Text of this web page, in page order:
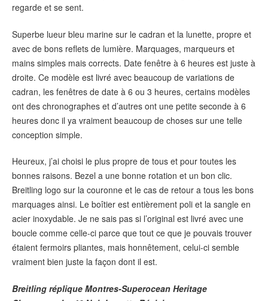
regarde et se sent.
Superbe lueur bleu marine sur le cadran et la lunette, propre et
avec de bons reflets de lumière. Marquages, marqueurs et
mains simples mais corrects. Date fenêtre à 6 heures est juste à
droite. Ce modèle est livré avec beaucoup de variations de
cadran, les fenêtres de date à 6 ou 3 heures, certains modèles
ont des chronographes et d’autres ont une petite seconde à 6
heures donc il ya vraiment beaucoup de choses sur une telle
conception simple.
Heureux, j’ai choisi le plus propre de tous et pour toutes les
bonnes raisons. Bezel a une bonne rotation et un bon clic.
Breitling logo sur la couronne et le cas de retour a tous les bons
marquages ainsi. Le boîtier est entièrement poli et la sangle en
acier inoxydable. Je ne sais pas si l’original est livré avec une
boucle comme celle-ci parce que tout ce que je pouvais trouver
étaient fermoirs pliantes, mais honnêtement, celui-ci semble
vraiment bien juste la façon dont il est.
Breitling réplique Montres-Superocean Heritage